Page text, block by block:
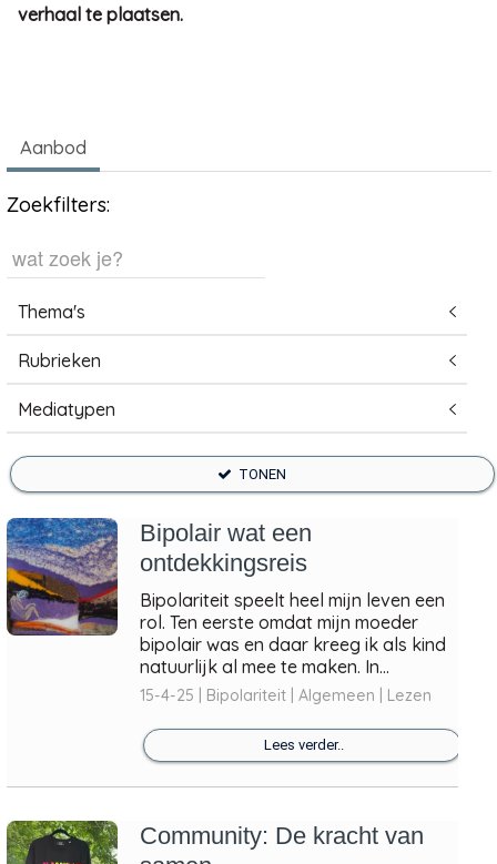
verhaal te plaatsen.
Aanbod
Zoekfilters:
Thema's
Rubrieken
Mediatypen
TONEN
Bipolair wat een
ontdekkingsreis
Bipolariteit speelt heel mijn leven een
rol. Ten eerste omdat mijn moeder
bipolair was en daar kreeg ik als kind
natuurlijk al mee te maken. In...
15-4-25 | Bipolariteit | Algemeen | Lezen
Lees verder..
Community: De kracht van